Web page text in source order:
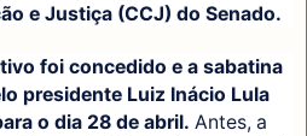
e Justiça (CCJ) do Senado.
foi concedido e a sabatina
presidente Luiz Inácio Lula
o dia 28 de abril. Antes, a